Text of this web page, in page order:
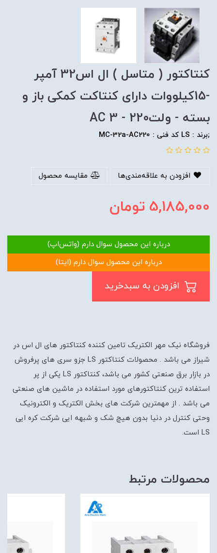
کنتاکتور ( متاسل ) ال اس32 آمپر
-15کیلووات دارای کنتاکت کمکی باز و
بسته - ولت220 - AC 3
;برند : LS کد فنی : MC-32a-AC220
افزودن به علاقه‌مندی‌ها مقایسه محصول
5,185,000تومان
درباره این محصول سوال دارم (واتس‌اپ)
درباره این محصول سوال دارم (ایتا)
فروشگاه نیک مهر الکتریک تامین کننده کنتاکتور های ال اس در
شیراز می باشد . محصولات کنتاکتور LS جزو سری های پرفروش
در بازار برق صنعتی کشور می باشد، کنتاکتور LS یکی از پر
استفاده ترین کنتاکتورهای مورد استفاده در ماشین های صنعتی
می باشد . از مهمترین شرکت های بخش الکتریک و الکترونیک
وحتی کنترل در دنیا بدون هیچ شک و شبهه ایی شرکت کره ایی
LS است.
محصولات مرتبط